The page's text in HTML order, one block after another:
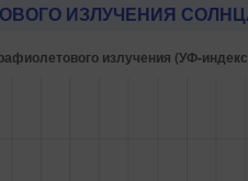
ИЗЛУЧЕНИЯ